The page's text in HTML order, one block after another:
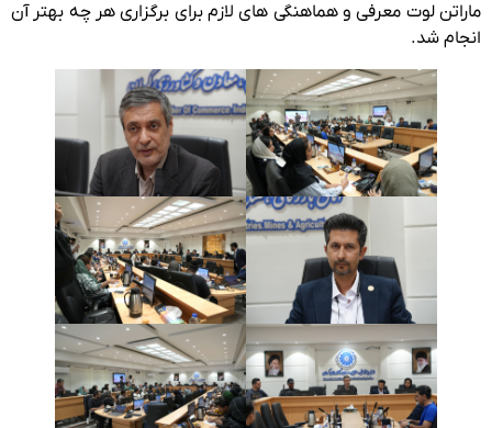
ماراتن لوت معرفی و هماهنگی های لازم برای برگزاری هر چه بهتر آن
انجام شد.